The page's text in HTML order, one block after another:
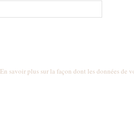
En savoir plus sur la façon dont les données de